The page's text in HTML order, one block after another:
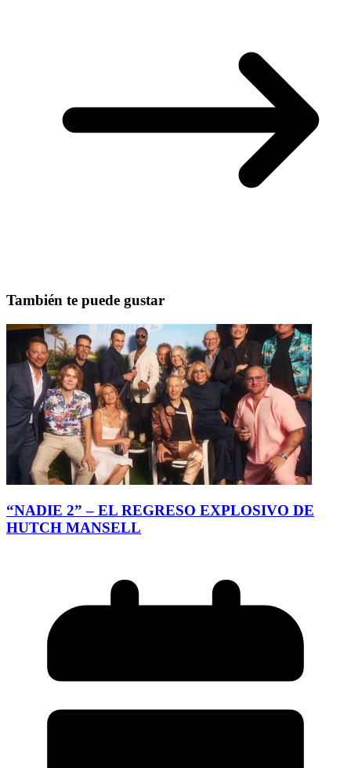
También te puede gustar
“NADIE 2” – EL REGRESO EXPLOSIVO DE
HUTCH MANSELL